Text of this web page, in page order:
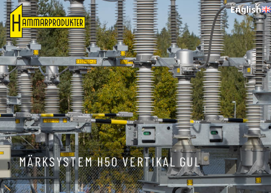
English
MÄRKSYSTEM H50 VERTIKAL GUL